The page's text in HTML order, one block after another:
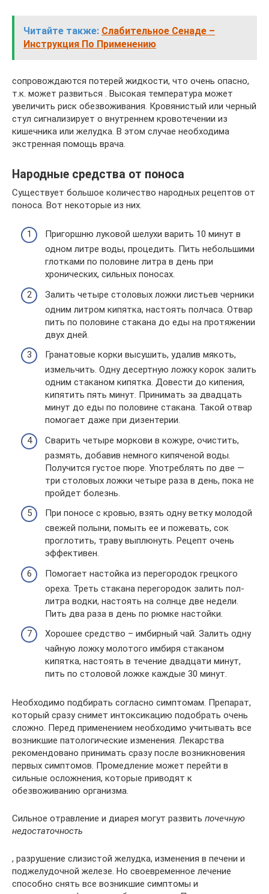
Читайте также: Слабительное Сенаде –
Инструкция По Применению
сопровождаются потерей жидкости, что очень опасно,
т.к. может развиться . Высокая температура может
увеличить риск обезвоживания. Кровянистый или черный
стул сигнализирует о внутреннем кровотечении из
кишечника или желудка. В этом случае необходима
экстренная помощь врача.
Народные средства от поноса
Существует большое количество народных рецептов от
поноса. Вот некоторые из них.
Пригоршню луковой шелухи варить 10 минут в
одном литре воды, процедить. Пить небольшими
глотками по половине литра в день при
хронических, сильных поносах.
Залить четыре столовых ложки листьев черники
одним литром кипятка, настоять полчаса. Отвар
пить по половине стакана до еды на протяжении
двух дней.
Гранатовые корки высушить, удалив мякоть,
измельчить. Одну десертную ложку корок залить
одним стаканом кипятка. Довести до кипения,
кипятить пять минут. Принимать за двадцать
минут до еды по половине стакана. Такой отвар
помогает даже при дизентерии.
Сварить четыре моркови в кожуре, очистить,
размять, добавив немного кипяченой воды.
Получится густое пюре. Употреблять по две —
три столовых ложки четыре раза в день, пока не
пройдет болезнь.
При поносе с кровью, взять одну ветку молодой
свежей полыни, помыть ее и пожевать, сок
проглотить, траву выплюнуть. Рецепт очень
эффективен.
Помогает настойка из перегородок грецкого
ореха. Треть стакана перегородок залить пол-
литра водки, настоять на солнце две недели.
Пить два раза в день по рюмке настойки.
Хорошее средство – имбирный чай. Залить одну
чайную ложку молотого имбиря стаканом
кипятка, настоять в течение двадцати минут,
пить по столовой ложке каждые 30 минут.
Необходимо подбирать согласно симптомам. Препарат,
который сразу снимет интоксикацию подобрать очень
сложно. Перед применением необходимо учитывать все
возникшие патологические изменения. Лекарства
рекомендовано принимать сразу после возникновения
первых симптомов. Промедление может перейти в
сильные осложнения, которые приводят к
обезвоживанию организма.
Сильное отравление и диарея могут развить почечную
недостаточность
, разрушение слизистой желудка, изменения в печени и
поджелудочной железе. Но своевременное лечение
способно снять все возникшие симптомы и